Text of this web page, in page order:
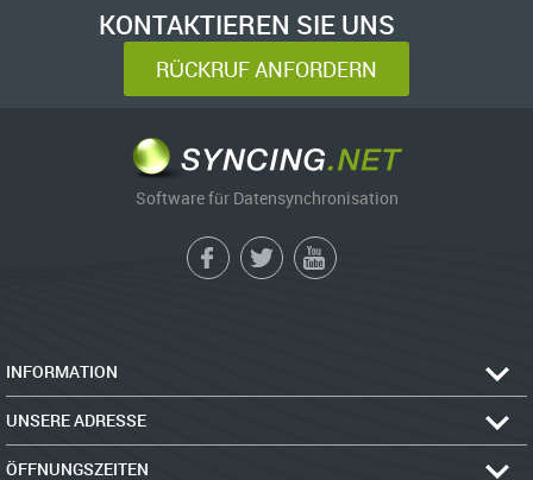
KONTAKTIEREN SIE UNS
RÜCKRUF ANFORDERN
Software für Datensynchronisation
INFORMATION
UNSERE ADRESSE
ÖFFNUNGSZEITEN